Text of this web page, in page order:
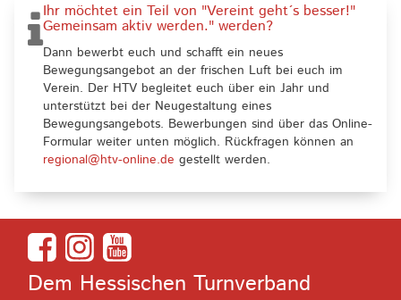
Ihr möchtet ein Teil von "Vereint geht´s besser!"
Gemeinsam aktiv werden." werden?
Dann bewerbt euch und schafft ein neues
Bewegungsangebot an der frischen Luft bei euch im
Verein. Der HTV begleitet euch über ein Jahr und
unterstützt bei der Neugestaltung eines
Bewegungsangebots. Bewerbungen sind über das Online-
Formular weiter unten möglich. Rückfragen können an
regional@htv-online.de gestellt werden.
Dem Hessischen Turnverband